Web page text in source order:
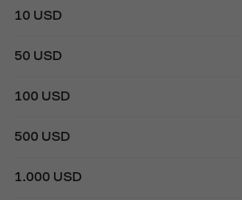
10 USD
50 USD
100 USD
500 USD
1.000 USD